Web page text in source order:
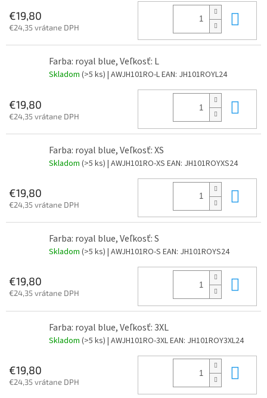
€19,80
€24,35 vrátane DPH
Farba: royal blue, Veľkosť: L
Skladom (>5 ks) | AWJH101RO-LEAN: JH101ROYL24
€19,80
€24,35 vrátane DPH
Farba: royal blue, Veľkosť: XS
Skladom (>5 ks) | AWJH101RO-XS EAN: JH101ROYXS24
€19,80
€24,35 vrátane DPH
Farba: royal blue, Veľkosť: S
Skladom (>5 ks) | AWJH101RO-S EAN: JH101ROYS24
€19,80
€24,35 vrátane DPH
Farba: royal blue, Veľkosť: 3XL
Skladom (>5 ks) | AWJH101RO-3XLEAN: JH101ROY3XL24
€19,80
€24,35 vrátane DPH